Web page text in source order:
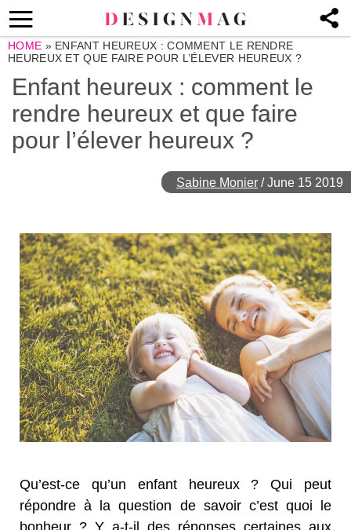
HOME » ENFANT HEUREUX : COMMENT LE RENDRE
HEUREUX ET QUE FAIRE POUR L’ÉLEVER HEUREUX ?
Enfant heureux : comment le
rendre heureux et que faire
pour l’élever heureux ?
Sabine Monier /June 15 2019
Qu’est-ce qu’un enfant heureux ? Qui peut
répondre à la question de savoir c’est quoi le
bonheur ? Y a-t-il des réponses certaines aux